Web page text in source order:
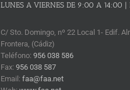
LUNES A VIERNES DE 9:00 A 14:00 |
C/ Sto. Domingo, nº 22 Local 1- Edif.
Frontera, (Cádiz)
Teléfono:956 038 586
Fax:956 038 587
Email:faa@faa.net